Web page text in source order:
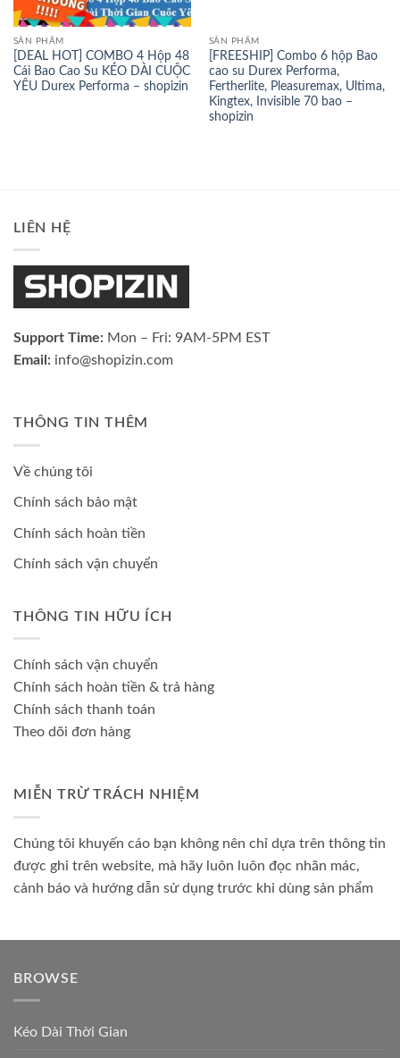
SẢN PHẨM
[DEAL HOT] COMBO 4 Hộp 48
Cái Bao Cao Su KÉO DÀI CUỘC
YÊU Durex Performa – shopizin
SẢN PHẨM
[FREESHIP] Combo 6 hộp Bao
cao su Durex Performa,
Fertherlite, Pleasuremax, Ultima,
Kingtex, Invisible 70 bao –
shopizin
LIÊN HỆ
Support Time: Mon – Fri: 9AM-5PM EST
Email: info@shopizin.com
THÔNG TIN THÊM
Về chúng tôi
Chính sách bảo mật
Chính sách hoàn tiền
Chính sách vận chuyển
THÔNG TIN HỮU ÍCH
Chính sách vận chuyển
Chính sách hoàn tiền & trả hàng
Chính sách thanh toán
Theo dõi đơn hàng
MIỄN TRỪ TRÁCH NHIỆM
Chúng tôi khuyến cáo bạn không nên chỉ dựa trên thông tin
được ghi trên website, mà hãy luôn luôn đọc nhãn mác,
cảnh báo và hướng dẫn sử dụng trước khi dùng sản phẩm
BROWSE
Kéo Dài Thời Gian